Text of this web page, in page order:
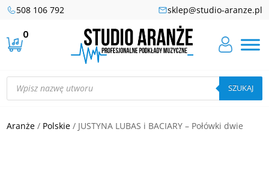
508 106 792 sklep@studio-aranze.pl
0
Wyszukiwarka
produktów SZUKAJ
Aranże / Polskie / JUSTYNA LUBAS i BACIARY – Połówki dwie